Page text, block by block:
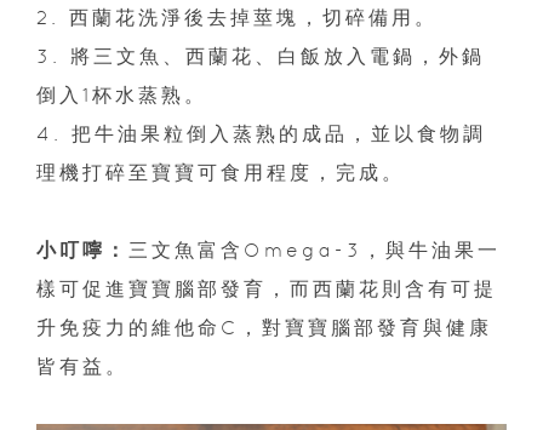
2. 西蘭花洗淨後去掉莖塊，切碎備用。
3. 將三文魚、西蘭花、白飯放入電鍋，外鍋
倒入1杯水蒸熟。
4. 把牛油果粒倒入蒸熟的成品，並以食物調
理機打碎至寶寶可食用程度，完成。
小叮嚀： 三文魚富含Omega-3，與牛油果一
樣可促進寶寶腦部發育，而西蘭花則含有可提
升免疫力的維他命C，對寶寶腦部發育與健康
皆有益。